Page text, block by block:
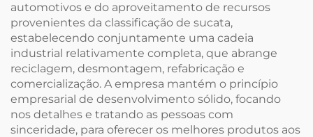
automotivos e do aproveitamento de recursos
provenientes da classificação de sucata,
estabelecendo conjuntamente uma cadeia
industrial relativamente completa, que abrange
reciclagem, desmontagem, refabricação e
comercialização. A empresa mantém o princípio
empresarial de desenvolvimento sólido, focando
nos detalhes e tratando as pessoas com
sinceridade, para oferecer os melhores produtos aos